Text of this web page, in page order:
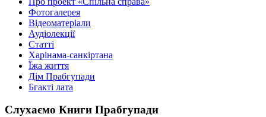
Фотогалерея
Відеоматеріали
Аудіолекції
Статті
Харінама-санкіртана
Їжа життя
Дім Прабгупади
Бгакті лата
Слухаємо Книги Прабгупади